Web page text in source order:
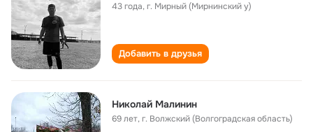
43 года,г. Мирный (Мирнинский у)
Добавить в друзья
Николай Малинин
69 лет,г. Волжский (Волгоградская область)